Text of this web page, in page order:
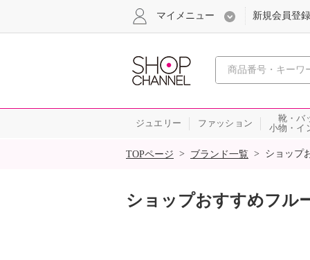
心おどる
マイメニュー 新規会員登録
ジュエリー ファッション
靴・バ
小物・イ
SALE
TOPページ > ブランド一覧 > ショップ
ショップおすすめフル